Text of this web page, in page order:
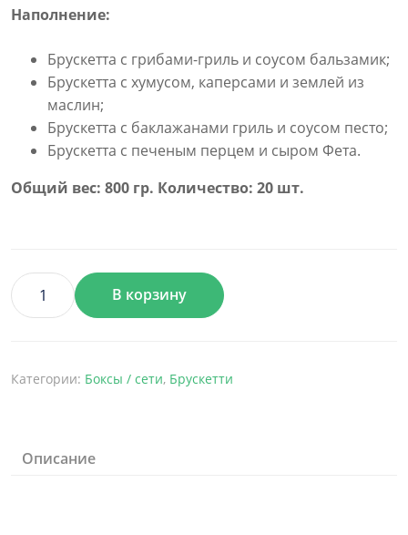
Наполнение:
Брускетта с грибами-гриль и соусом бальзамик;
Брускетта с хумусом, каперсами и землей из
маслин;
Брускетта с баклажанами гриль и соусом песто;
Брускетта с печеным перцем и сыром Фета.
Общий вес: 800 гр. Количество: 20 шт.
Количество
Брускети
Вегетаріанські
В корзину
Категории: Боксы / сети, Брускетти
Описание